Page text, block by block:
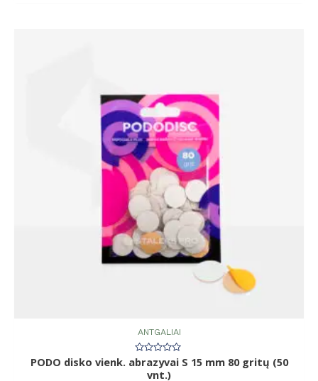
ANTGALIAI
Įvertinimas:
0
PODO disko vienk. abrazyvai S 15 mm 80 gritų (50
vnt.)